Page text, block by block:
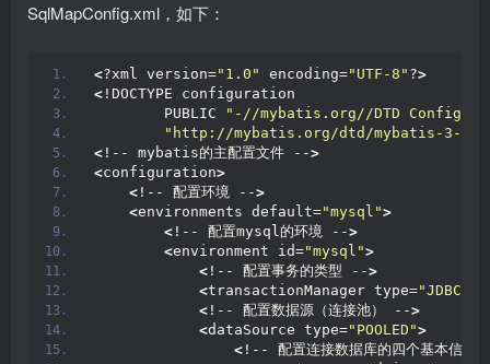
SqlMapConfig.xml，如下：
<?xml version="1.0" encoding="UTF-8" ?>
< !DOCTYPE configuration
        PUBLIC
"-//mybatis.org//DTD Config
"http://mybatis.org/dtd/mybatis-3-
< !-- mybatis的主配置文件 -->
<configuration>
< !-- 配置环境 -->
<environments default="mysql">
< !-- 配置mysql的环境 -->
<environment id="mysql">
< !-- 配置事务的类型 -->
<transactionManager type="JDBC"
< !-- 配置数据源（连接池） -->
<dataSource type="POOLED">
< !-- 配置连接数据库的四个基本信